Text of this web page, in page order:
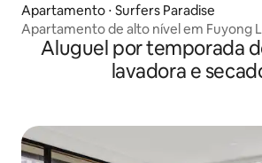
Apartamento ⋅ Surfers Paradise
Apartamento de alto nível em Fuyong
elevador direto para a porta * Super
* surfers paradise
Aluguel por temporada
lavadora e